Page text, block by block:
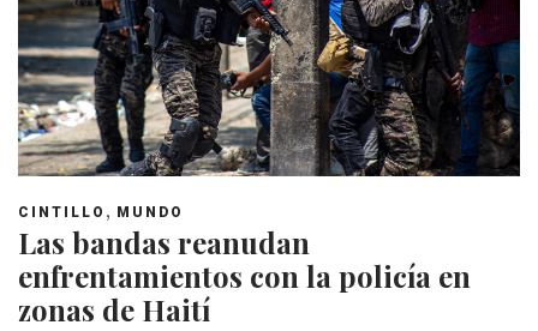
CINTILLO , MUNDO
Las bandas reanudan
enfrentamientos con la policía en
zonas de Haití